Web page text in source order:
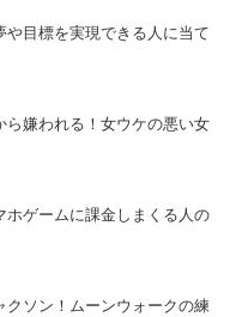
や目標を実現できる人に当て
ら嫌われる！女ウケの悪い女
ホゲームに課金しまくる人の
クソン！ムーンウォークの練